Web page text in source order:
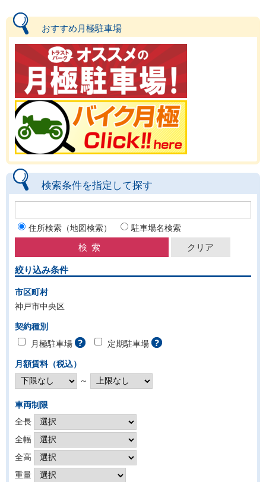
おすすめ月極駐車場
検索条件を指定して探す
住所検索（地図検索） 駐車場名検索
絞り込み条件
市区町村
神戸市中央区
契約種別
月極駐車場
定期駐車場
月額賃料（税込）
～
車両制限
全長
全幅
全高
重量